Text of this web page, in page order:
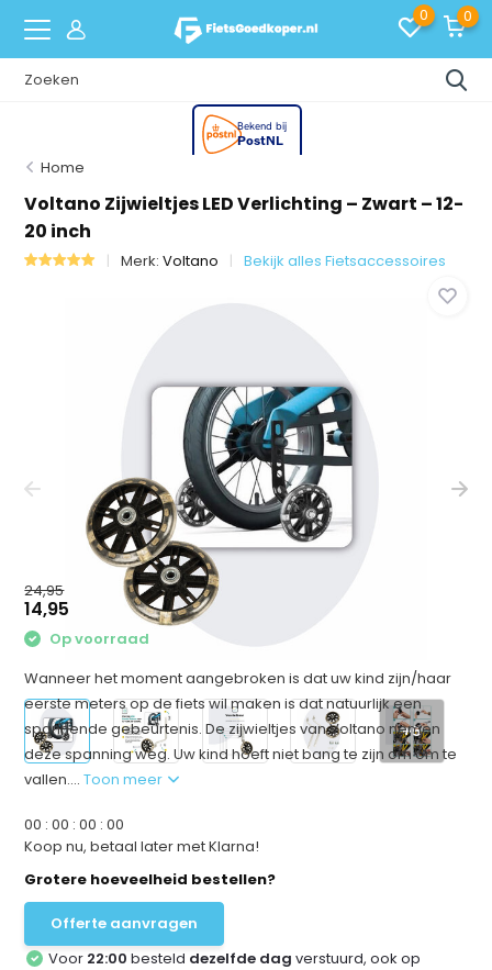
0 0
Home
Voltano Zijwieltjes LED Verlichting – Zwart – 12-
20 inch
Merk:Voltano Bekijk alles Fietsaccessoires
+5
24,95
14,95
Op voorraad
Wanneer het moment aangebroken is dat uw kind zijn/haar
eerste meters op de fiets wil maken is dat natuurlijk een
spannende gebeurtenis. De zijwieltjes van Voltano nemen
deze spanning weg. Uw kind hoeft niet bang te zijn om om te
vallen....Toon meer
00 :00 :00 :00
Koop nu, betaal later met Klarna!
Grotere hoeveelheid bestellen?
Offerte aanvragen
Voor 22:00 besteld dezelfde dag verstuurd, ook op